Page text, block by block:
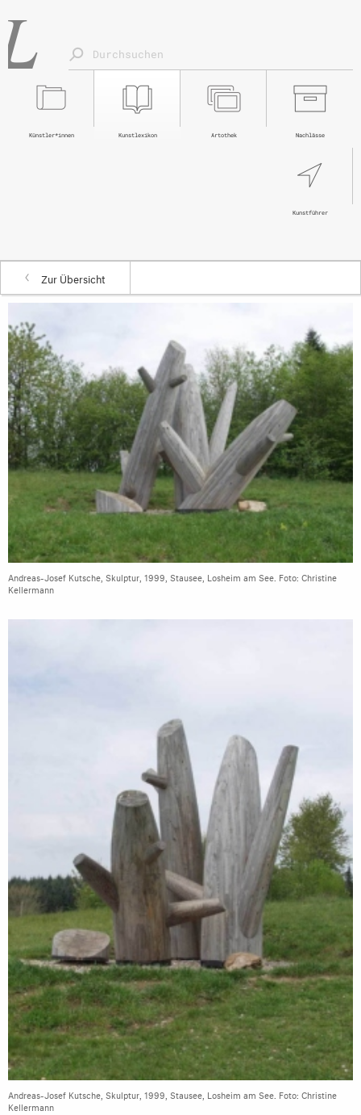
Nachlässe
Artothek
Kunstlexikon
Künstler*innen
Kunstführer
Zur Übersicht
Andreas-Josef Kutsche, Skulptur, 1999, Stausee, Losheim am See. Foto: Christine
Kellermann
Andreas-Josef Kutsche, Skulptur, 1999, Stausee, Losheim am See. Foto: Christine
Kellermann